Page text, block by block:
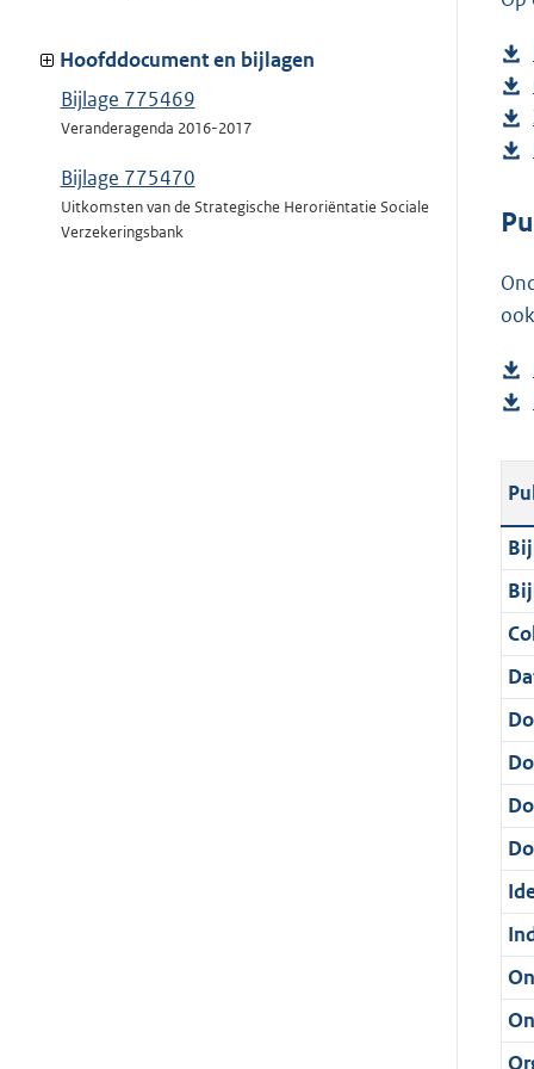
Hoofddocument en bijlagen
Bijlage 775469
Veranderagenda 2016-2017
Bijlage 775470
Uitkomsten van de Strategische Heroriëntatie Sociale
Verzekeringsbank